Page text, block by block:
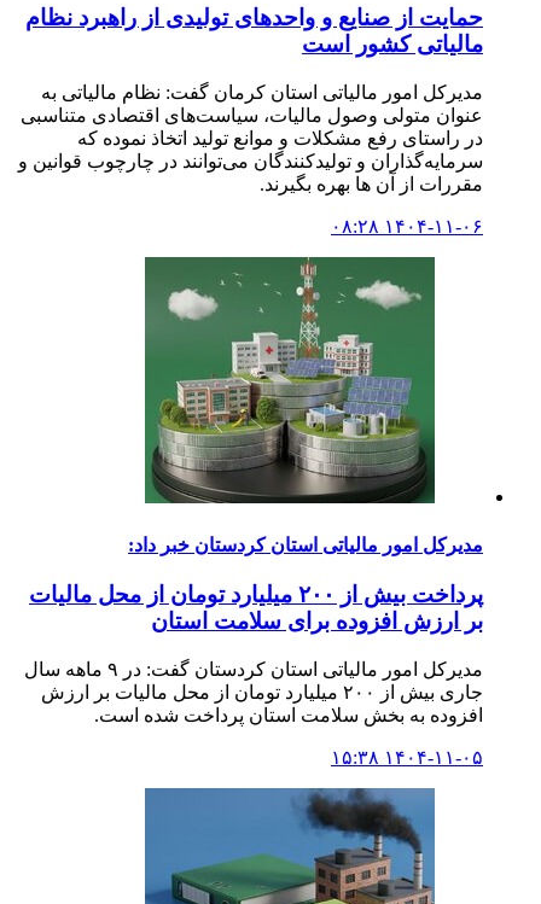
حمایت از صنایع و واحدهای تولیدی از راهبرد نظام
مالیاتی کشور است
‌مدیرکل امور مالیاتی استان کرمان گفت: نظام مالیاتی به
عنوان متولی وصول مالیات، سیاست‌های اقتصادی متناسبی
در راستای رفع مشکلات و موانع تولید اتخاذ نموده که
سرمایه‌گذاران و تولیدکنندگان می‌توانند در چارچوب قوانین و
مقررات از آن ها بهره بگیرند.
۱۴۰۴-۱۱-۰۶ ۰۸:۲۸
مدیرکل امور مالیاتی استان کردستان خبر داد:
پرداخت بیش از ۲۰۰ میلیارد تومان از محل مالیات
بر ارزش افزوده برای سلامت استان
مدیرکل امور مالیاتی استان کردستان گفت: در ۹ ماهه سال
جاری بیش از ۲۰۰ میلیارد تومان از محل مالیات بر ارزش
افزوده به بخش سلامت استان پرداخت شده است.
۱۴۰۴-۱۱-۰۵ ۱۵:۳۸